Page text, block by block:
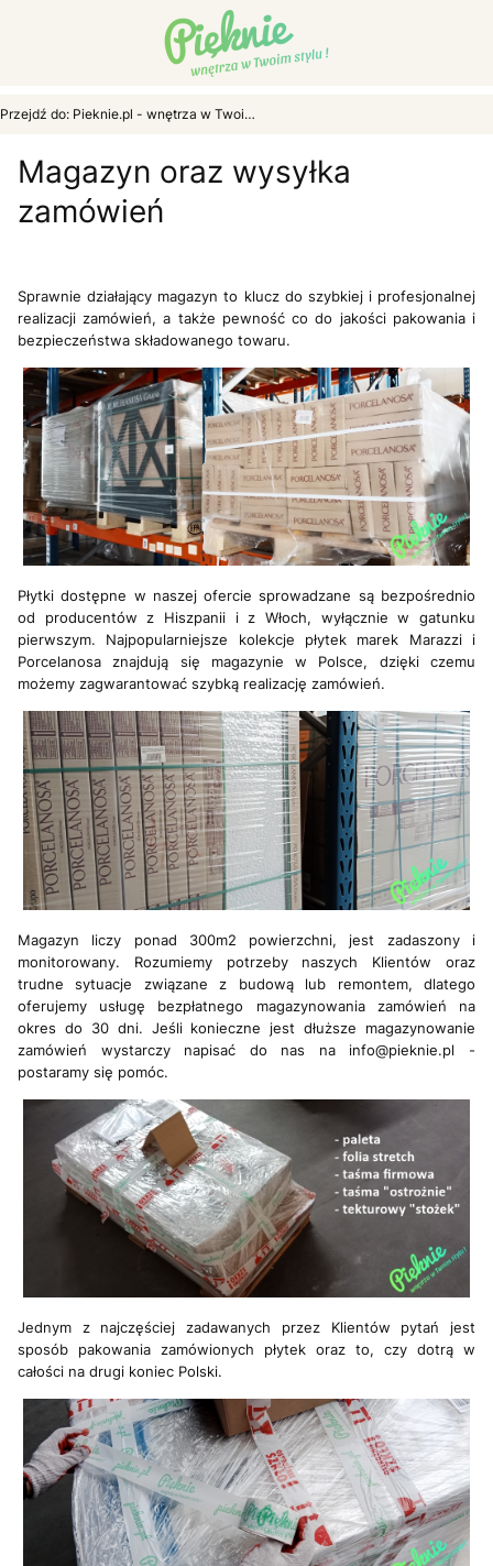
Przejdź do: Pieknie.pl - wnętrza w Twoim stylu...
Magazyn oraz wysyłka
zamówień
Sprawnie działający magazyn to klucz do szybkiej i profesjonalnej
realizacji zamówień, a także pewność co do jakości pakowania i
bezpieczeństwa składowanego towaru.
Płytki dostępne w naszej ofercie sprowadzane są bezpośrednio
od producentów z Hiszpanii i z Włoch, wyłącznie w gatunku
pierwszym. Najpopularniejsze kolekcje płytek marek Marazzi i
Porcelanosa znajdują się magazynie w Polsce, dzięki czemu
możemy zagwarantować szybką realizację zamówień.
Magazyn liczy ponad 300m2 powierzchni, jest zadaszony i
monitorowany. Rozumiemy potrzeby naszych Klientów oraz
trudne sytuacje związane z budową lub remontem, dlatego
oferujemy usługę bezpłatnego magazynowania zamówień na
okres do 30 dni. Jeśli konieczne jest dłuższe magazynowanie
zamówień wystarczy napisać do nas na info@pieknie.pl -
postaramy się pomóc.
Jednym z najczęściej zadawanych przez Klientów pytań jest
sposób pakowania zamówionych płytek oraz to, czy dotrą w
całości na drugi koniec Polski.